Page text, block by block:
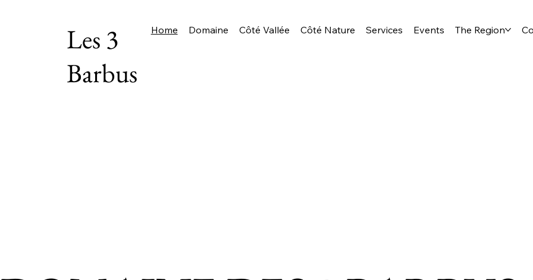
Les 3
Barbus
Home Domaine Côté Vallée Côté Nature Services Events The Region